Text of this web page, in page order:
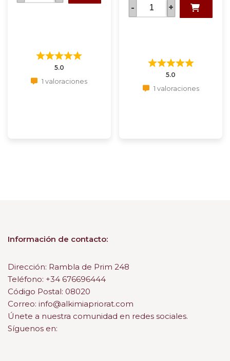
5.0
1 valoraciones
- +
5.0
1 valoraciones
Información de contacto:
Dirección: Rambla de Prim 248
Teléfono: +34 676696444
Código Postal: 08020
Correo: info@alkimiapriorat.com
Únete a nuestra comunidad en redes sociales.
Síguenos en: